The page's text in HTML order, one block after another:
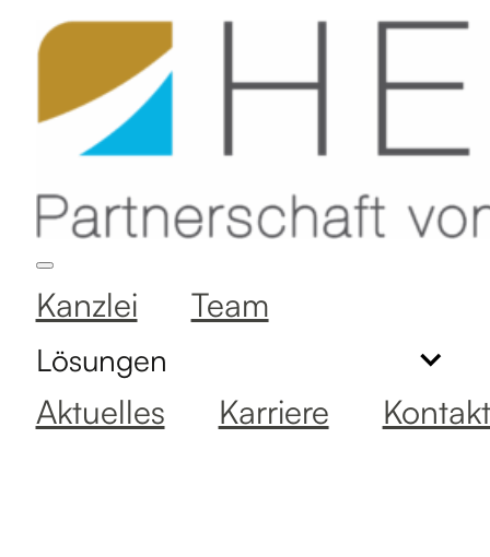
Kanzlei Team
Lösungen
Aktuelles Karriere Kontakt